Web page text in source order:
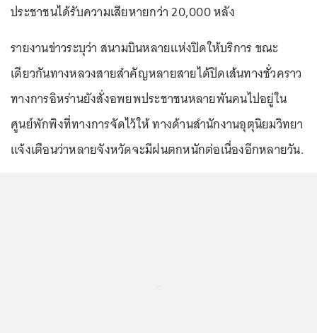
ประชาชนได้รับความเสียหายกว่า 20,000 หลัง
รายงานข่าวระบุว่า สนามบินหลายแห่งปิดให้บริการ ขณะ
เดียวกันทางหลวงสายสำคัญหลายสายได้ปิดเส้นทางชั่วคราว
ทางการอิหร่านยังสั่งอพยพประชาชนหลายพันคนไปอยู่ใน
ศูนย์พักพิงที่ทางการจัดไว้ให้ ทางด้านสำนักงานอุตุนิยมวิทยา
แจ้งเตือนว่าหลายจังหวัดจะมีฝนตกหนักต่อเนื่องอีกหลายวัน.